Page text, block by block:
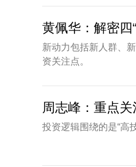
黄佩华：解密四
新动力包括新人群、
资关注点。
周志峰：重点
投资逻辑围绕的是“高